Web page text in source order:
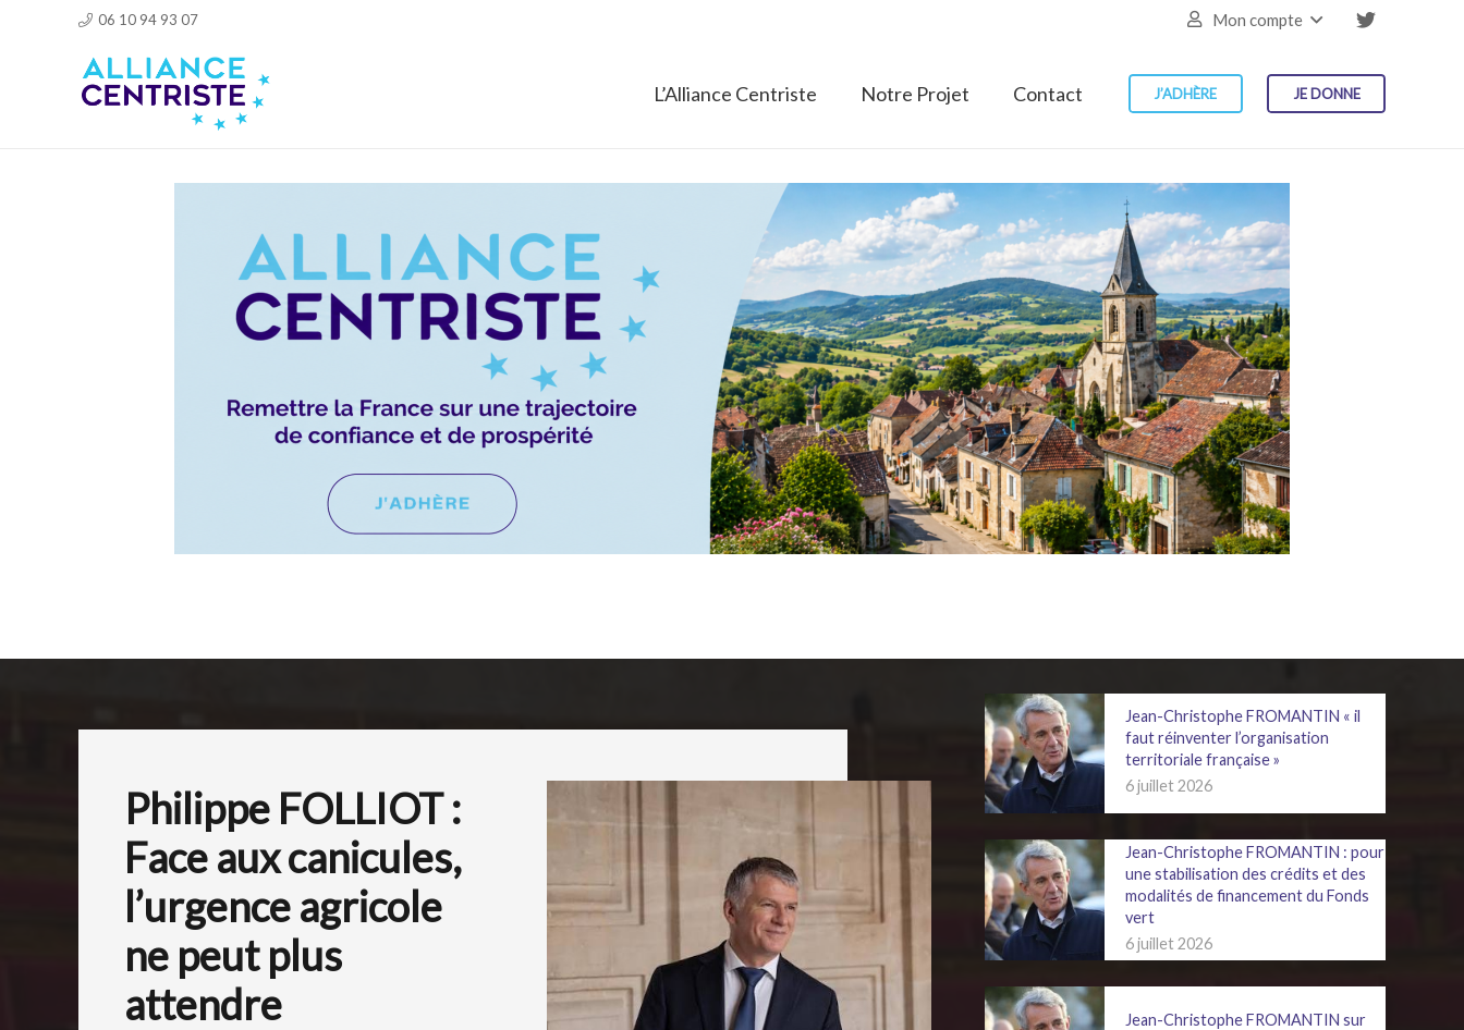
06 10 94 93 07 Mon compte
L’Alliance Centriste Notre Projet Contact J’ADHÈRE JE DONNE
Philippe FOLLIOT :
Face aux canicules,
l’urgence agricole
ne peut plus
attendre
Jean-Christophe FROMANTIN « il
faut réinventer l’organisation
territoriale française »
6 juillet 2026
Jean-Christophe FROMANTIN : pour
une stabilisation des crédits et des
modalités de financement du Fonds
vert
6 juillet 2026
Jean-Christophe FROMANTIN sur